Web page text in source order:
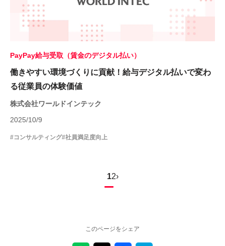
PayPay給与受取（賃金のデジタル払い）
働きやすい環境づくりに貢献！給与デジタル払いで変わ
る従業員の体験価値
株式会社ワールドインテック
2025/10/9
#コンサルティング#社員満足度向上
12›
このページをシェア